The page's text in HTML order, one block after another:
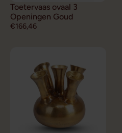
Toetervaas ovaal 3
Openingen Goud
€166,46